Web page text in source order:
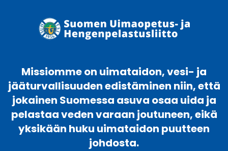
Missiomme on uimataidon, vesi- ja
jääturvallisuuden edistäminen niin, että
jokainen Suomessa asuva osaa uida ja
pelastaa veden varaan joutuneen, eikä
yksikään huku uimataidon puutteen
johdosta.